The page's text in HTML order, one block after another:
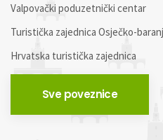
Valpovački poduzetnički centar
Turistička zajednica Osječko-
Hrvatska turistička zajednica
Sve poveznice